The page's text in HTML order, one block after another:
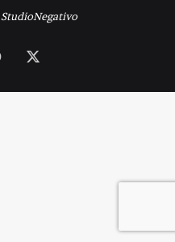
StudioNegativo
Facebook